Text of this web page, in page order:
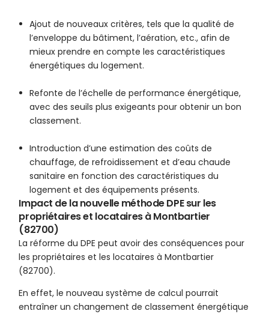
Ajout de nouveaux critères, tels que la qualité de
l’enveloppe du bâtiment, l’aération, etc., afin de
mieux prendre en compte les caractéristiques
énergétiques du logement.
Refonte de l’échelle de performance énergétique,
avec des seuils plus exigeants pour obtenir un bon
classement.
Introduction d’une estimation des coûts de
chauffage, de refroidissement et d’eau chaude
sanitaire en fonction des caractéristiques du
logement et des équipements présents.
Impact de la nouvelle méthode DPE sur les
propriétaires et locataires à Montbartier
(82700)
La réforme du DPE peut avoir des conséquences pour
les propriétaires et les locataires à Montbartier
(82700).
En effet, le nouveau système de calcul pourrait
entraîner un changement de classement énergétique